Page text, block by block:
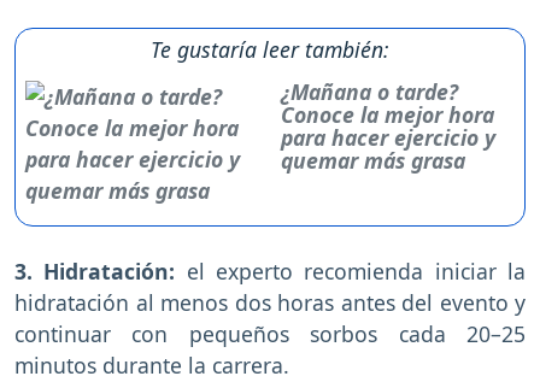
Te gustaría leer también:
¿Mañana o tarde?
Conoce la mejor hora
para hacer ejercicio y
quemar más grasa
3. Hidratación: el experto recomienda iniciar la
hidratación al menos dos horas antes del evento y
continuar con pequeños sorbos cada 20–25
minutos durante la carrera.